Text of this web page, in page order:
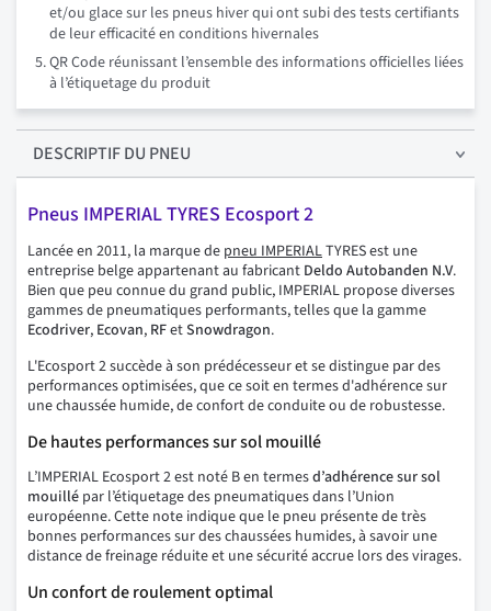
et/ou glace sur les pneus hiver qui ont subi des tests certifiants
de leur efficacité en conditions hivernales
QR Code réunissant l’ensemble des informations officielles liées
à l’étiquetage du produit
DESCRIPTIFDU PNEU
Pneus IMPERIAL TYRES Ecosport 2
Lancée en 2011, la marque de pneu IMPERIALTYRES est une
entreprise belge appartenant au fabricant Deldo Autobanden N.V.
Bien que peu connue du grand public, IMPERIAL propose diverses
gammes de pneumatiques performants, telles que la gamme
Ecodriver, Ecovan, RFetSnowdragon.
L'Ecosport 2 succède à son prédécesseur et se distingue par des
performances optimisées, que ce soit en termes d'adhérence sur
une chaussée humide, de confort de conduite ou de robustesse.
De hautes performances sur sol mouillé
L’IMPERIAL Ecosport 2 est noté B en termesd’adhérence sur sol
mouillé par l’étiquetage des pneumatiques dans l’Union
européenne. Cette note indique que le pneu présente de très
bonnes performances sur des chaussées humides, à savoir une
distance de freinage réduite et une sécurité accrue lors des virages.
Un confort de roulement optimal